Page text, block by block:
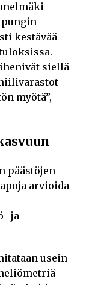
kestävää
siellä
myötä”,
päästöjen
arvioida
ja
usein